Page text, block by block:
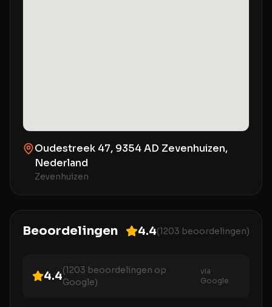
Oudestreek 47, 9354 AD Zevenhuizen,
Nederland
Zevenhuizen
Beoordelingen 4.4(1203 beoordelingen)
4.4(1203 beoordelingen op
Google)
via
Google